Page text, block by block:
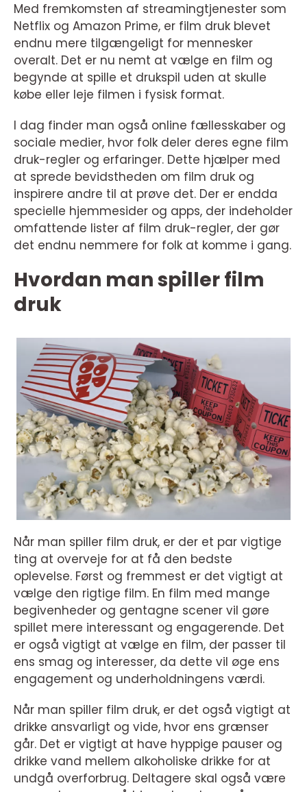
Med fremkomsten af streamingtjenester som
Netflix og Amazon Prime, er film druk blevet
endnu mere tilgængeligt for mennesker
overalt. Det er nu nemt at vælge en film og
begynde at spille et drukspil uden at skulle
købe eller leje filmen i fysisk format.
I dag finder man også online fællesskaber og
sociale medier, hvor folk deler deres egne film
druk-regler og erfaringer. Dette hjælper med
at sprede bevidstheden om film druk og
inspirere andre til at prøve det. Der er endda
specielle hjemmesider og apps, der indeholder
omfattende lister af film druk-regler, der gør
det endnu nemmere for folk at komme i gang.
Hvordan man spiller film
druk
Når man spiller film druk, er der et par vigtige
ting at overveje for at få den bedste
oplevelse. Først og fremmest er det vigtigt at
vælge den rigtige film. En film med mange
begivenheder og gentagne scener vil gøre
spillet mere interessant og engagerende. Det
er også vigtigt at vælge en film, der passer til
ens smag og interesser, da dette vil øge ens
engagement og underholdningens værdi.
Når man spiller film druk, er det også vigtigt at
drikke ansvarligt og vide, hvor ens grænser
går. Det er vigtigt at have hyppige pauser og
drikke vand mellem alkoholiske drikke for at
undgå overforbrug. Deltagere skal også være